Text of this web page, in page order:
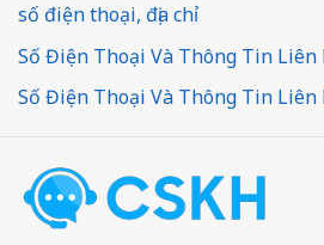
số điện thoại, địa chỉ
Số Điện Thoại Và Thông Tin
Số Điện Thoại Và Thông Tin